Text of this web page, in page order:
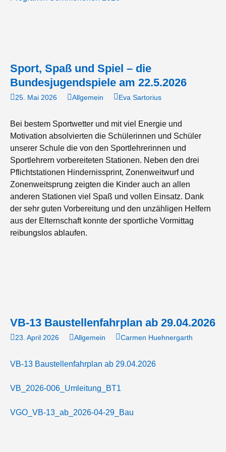
Sport, Spaß und Spiel – die
Bundesjugendspiele am 22.5.2026
25. Mai 2026 Allgemein Eva Sartorius
Bei bestem Sportwetter und mit viel Energie und
Motivation absolvierten die Schülerinnen und Schüler
unserer Schule die von den Sportlehrerinnen und
Sportlehrern vorbereiteten Stationen. Neben den drei
Pflichtstationen Hindernissprint, Zonenweitwurf und
Zonenweitsprung zeigten die Kinder auch an allen
anderen Stationen viel Spaß und vollen Einsatz. Dank
der sehr guten Vorbereitung und den unzähligen Helfern
aus der Elternschaft konnte der sportliche Vormittag
reibungslos ablaufen.
VB-13 Baustellenfahrplan ab 29.04.2026
23. April 2026 Allgemein Carmen Huehnergarth
VB-13 Baustellenfahrplan ab 29.04.2026
VB_2026-006_Umleitung_BT1
VGO_VB-13_ab_2026-04-29_Bau